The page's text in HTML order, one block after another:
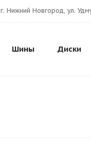
г. Нижний Новгород, ул.
Шины Диски